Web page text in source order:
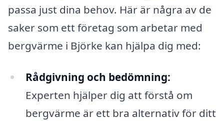
passa just dina behov. Här är några av de
saker som ett företag som arbetar med
bergvärme i Björke kan hjälpa dig med:
Rådgivning och bedömning:
Experten hjälper dig att förstå om
bergvärme är ett bra alternativ för ditt